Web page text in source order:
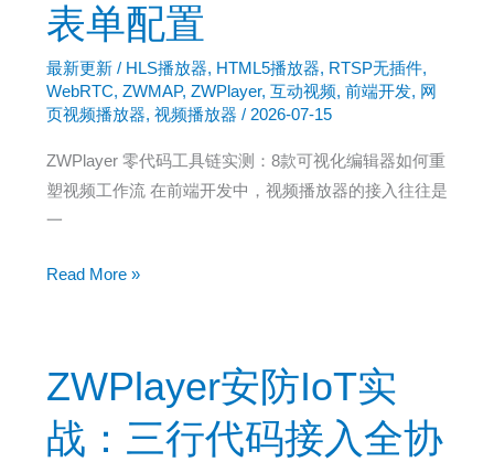
App
器：
互
动
内
与
安
全
护
兼
得
表单配置
最新更新/ HLS播放器, HTML5播放器, RTSP无插件,
WebRTC, ZWMAP, ZWPlayer, 互动视频, 前端开发, 网
页视频播放器, 视频播放器 / 2026-07-15
ZWPlayer 零代码工具链实测：8款可视化编辑器如何重
塑视频工作流 在前端开发中，视频播放器的接入往往是
一
ZWPlayer
频
升
级：
Read More »
ZWPlayer安防IoT实
战：三行代码接入全协